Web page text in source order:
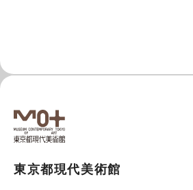
東京都現代美術館